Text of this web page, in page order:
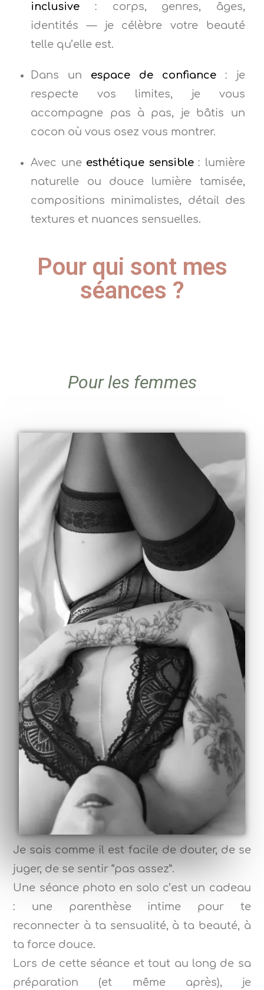
inclusive : corps, genres, âges,
identités — je célèbre votre beauté
telle qu’elle est.
Dans un espace de confiance: je
respecte vos limites, je vous
accompagne pas à pas, je bâtis un
cocon où vous osez vous montrer.
Avec une esthétique sensible: lumière
naturelle ou douce lumière tamisée,
compositions minimalistes, détail des
textures et nuances sensuelles.
Pour qui sont mes
séances ?
Pour les femmes
Je sais comme il est facile de douter, de se
juger, de se sentir “pas assez”.
Une séance photo en solo c’est un cadeau
: une parenthèse intime pour te
reconnecter à ta sensualité, à ta beauté, à
ta force douce.
Lors de cette séance et tout au long de sa
préparation (et même après), je